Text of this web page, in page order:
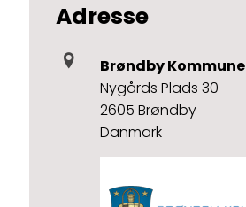
Adresse
Brøndby Kommune
Nygårds Plads 30
2605 Brøndby
Danmark